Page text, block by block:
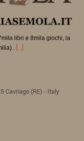
libri e 8mila giochi, la
. [...]
Cavriago (RE) - Italy